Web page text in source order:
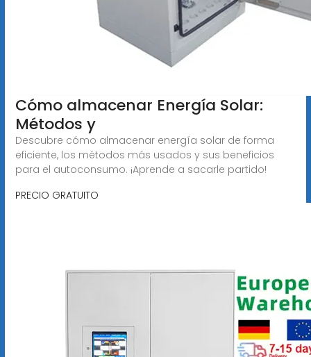
Cómo almacenar Energía Solar:
Métodos y
Descubre cómo almacenar energía solar de forma
eficiente, los métodos más usados y sus beneficios
para el autoconsumo. ¡Aprende a sacarle partido!
PRECIO GRATUITO